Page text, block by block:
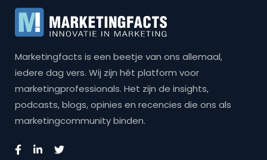
Marketingfacts is een beetje van ons allemaal,
iedere dag vers. Wij zijn hét platform voor
marketingprofessionals. Het zijn de insights,
podcasts, blogs, opinies en recencies die ons als
marketingcommunity binden.